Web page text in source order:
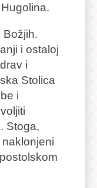
Božjih.
i ostaloj
i
Stolica
i
Stoga,